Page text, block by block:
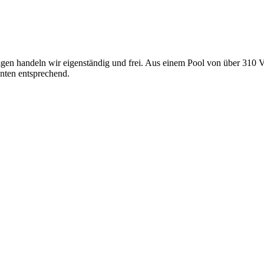
handeln wir eigenständig und frei. Aus einem Pool von über 310
entsprechend.